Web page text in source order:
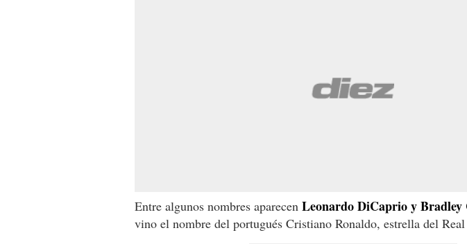
Entre algunos nombres aparecen Leonardo DiCaprio y Bradley
vino el nombre del portugués Cristiano Ronaldo, estrella del